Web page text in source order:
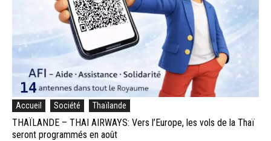
Accueil Société Thaïlande
THAÏLANDE – THAI AIRWAYS: Vers l’Europe, les vols de la Thaï
seront programmés en août